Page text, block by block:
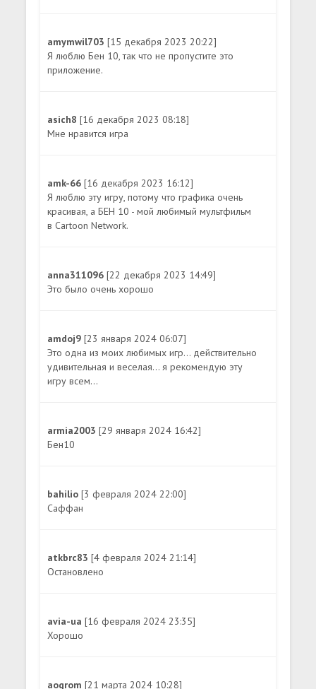
amymwil703[15 декабря 2023 20:22]
Я люблю Бен 10, так что не пропустите это
приложение.
asich8[16 декабря 2023 08:18]
Мне нравится игра
amk-66[16 декабря 2023 16:12]
Я люблю эту игру, потому что графика очень
красивая, а БЕН 10 - мой любимый мультфильм
в Cartoon Network.
anna311096[22 декабря 2023 14:49]
Это было очень хорошо
amdoj9[23 января 2024 06:07]
Это одна из моих любимых игр... действительно
удивительная и веселая... я рекомендую эту
игру всем...
armia2003[29 января 2024 16:42]
Бен10
bahilio[3 февраля 2024 22:00]
Саффан
atkbrc83[4 февраля 2024 21:14]
Остановлено
avia-ua[16 февраля 2024 23:35]
Хорошо
aogrom[21 марта 2024 10:28]